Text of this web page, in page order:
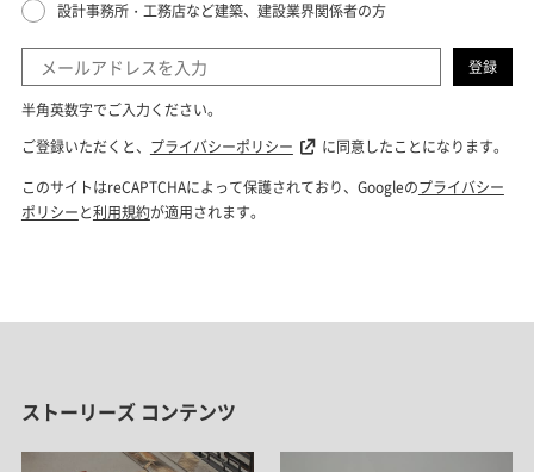
ストーリーズ コンテンツ